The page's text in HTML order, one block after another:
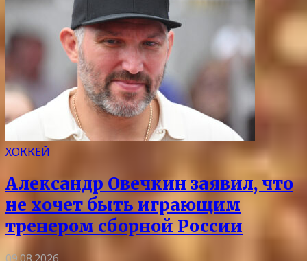
ХОККЕЙ
Александр Овечкин заявил, что
не хочет быть играющим
тренером сборной России